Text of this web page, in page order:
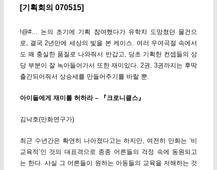
[기획회의 070515]
!@#… 논의 초기에 기획 참여했다가 유학차 도망쳤던 물건으
로, 결국 2년만에 세상의 빛을 본 케이스. 여러 우여곡절 속에서
도 꽤 충실한 품질로 나와줘서 반갑고, 당초 기획한 컨셉들의 상
당 부분이 잘 녹아들어가서 또한 재미있다. 2권, 3권까지는 후딱
출간되어줘서 상승세를 만들어주기를 바랄 뿐.
아이들에게 재미를 허하라 – 『크로니클스』
김낙호(만화연구가)
최근 수년간은 확연히 나아졌다고는 하지만, 여전히 만화는 ‘비
교육적’인 것의 대표격으로 종종 어른들의 걱정 속에 동원되고
는 한다. 사실 그 어른들이 원하는 아동들의 교육을 저해하는 것